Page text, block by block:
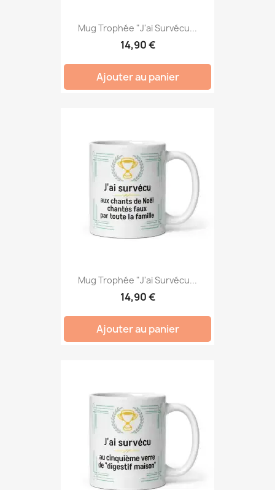
Mug Trophée "J'ai Survécu...
14,90 €
Ajouter au panier
Mug Trophée "J'ai Survécu...
14,90 €
Ajouter au panier